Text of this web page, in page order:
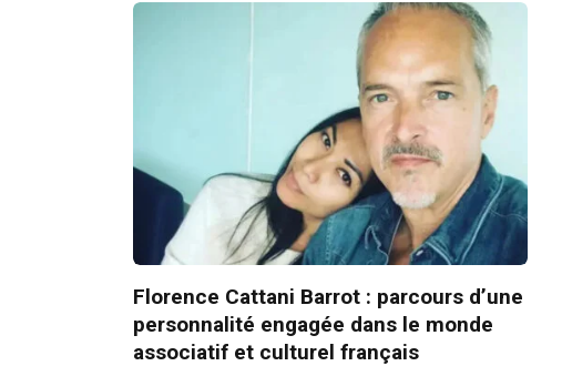
Florence Cattani Barrot : parcours d’une
personnalité engagée dans le monde
associatif et culturel français